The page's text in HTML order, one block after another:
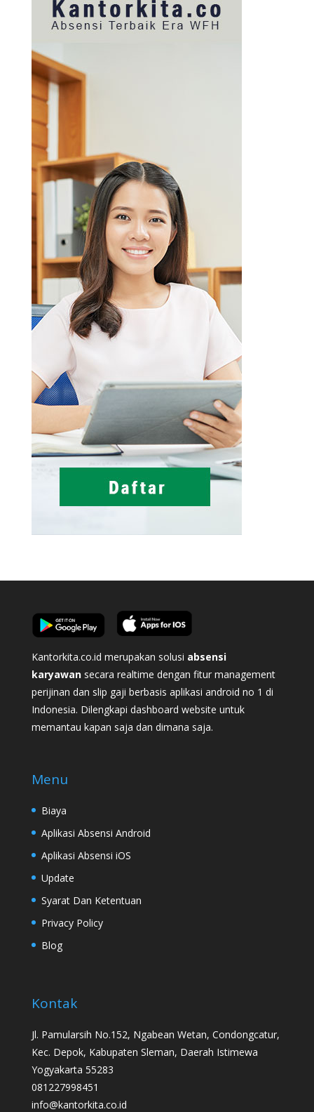
Kantorkita.co.id merupakan solusi absensi
karyawan secara realtime dengan fitur management
perijinan dan slip gaji berbasis aplikasi android no 1 di
Indonesia. Dilengkapi dashboard website untuk
memantau kapan saja dan dimana saja.
Menu
Biaya
Aplikasi Absensi Android
Aplikasi Absensi iOS
Update
Syarat Dan Ketentuan
Privacy Policy
Blog
Kontak
Jl. Pamularsih No.152, Ngabean Wetan, Condongcatur,
Kec. Depok, Kabupaten Sleman, Daerah Istimewa
Yogyakarta 55283
081227998451
info@kantorkita.co.id